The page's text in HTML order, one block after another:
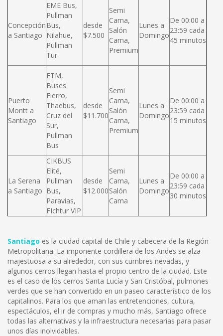
Concepción
a Santiago
EME Bus,
Pullman
Bus,
Nilahue,
Pullman
Tur
desde
$7.500
Semi
Cama,
Salón
Cama,
Premium
Lunes a
Domingo
De 00:00 a
23:59 cada
45 minutos
Puerto
Montt a
Santiago
ETM,
Buses
Fierro,
Thaebus,
Cruz del
Sur,
Pullman
Bus
desde
$11.700
Semi
Cama,
Salón
Cama,
Premium
Lunes a
Domingo
De 00:00 a
23:59 cada
15 minutos
La Serena
a Santiago
CIKBUS
Elité,
Pullman
Bus,
Paravias,
FIchtur VIP
desde
$12.000
Semi
Cama,
Salón
Cama
Lunes a
Domingo
De 00:00 a
23:59 cada
30 minutos
Santiago es la ciudad capital de Chile y cabecera de la Región
Metropolitana. La imponente cordillera de los Andes se alza
majestuosa a su alrededor, con sus cumbres nevadas, y
algunos cerros llegan hasta el propio centro de la ciudad. Este
es el caso de los cerros Santa Lucía y San Cristóbal, pulmones
verdes que se han convertido en un paseo característico de los
capitalinos. Para los que aman las entretenciones, cultura,
espectáculos, el ir de compras y mucho más, Santiago ofrece
todas las alternativas y la infraestructura necesarias para pasar
unos días inolvidables.